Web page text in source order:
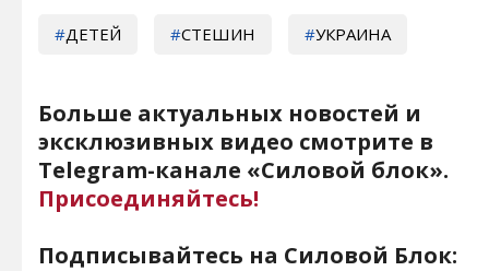
ДЕТЕЙ СТЕШИН УКРАИНА
Больше актуальных новостей и
эксклюзивных видео смотрите в
Telegram-канале «Силовой блок».
Присоединяйтесь!
Подписывайтесь на Силовой Блок: